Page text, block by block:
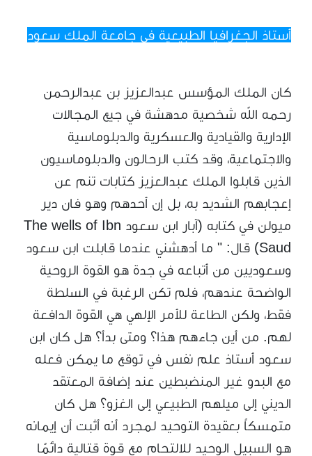
أستاذ الجغرافيا الطبيعية في جامعة الملك سعود
كان الملك المؤسس عبدالعزيز بن عبدالرحمن
رحمه الله شخصية مدهشة في جيع المجالات
الإدارية والقيادية والعسكرية والدبلوماسية
والاجتماعية، وقد كتب الرحالون والدبلوماسيون
الذين قابلوا الملك عبدالعزيز كتابات تنم عن
إعجابهم الشديد به، بل إن أحدهم وهو فان دير
ميولن في كتابه (آبار ابن سعود The wells of Ibn
Saud) قال: " ما أدهشني عندما قابلت ابن سعود
وسعوديين من أتباعه في جدة هو القوة الروحية
الواضحة عندهم، فلم تكن الرغبة في السلطة
فقط، ولكن الطاعة للأمر الإلهي هي القوة الدافعة
لهم. من أين جاءهم هذا؟ ومتى بدأ؟ هل كان ابن
سعود أستاذ علم نفس في توقع ما يمكن فعله
مع البدو غير المنضبطين عند إضافة المعتقد
الديني إلى ميلهم الطبيعي إلى الغزو؟ هل كان
متمسكاً بعقيدة التوحيد لمجرد أنه أثبت أن إيمانه
هو السبيل الوحيد للالتحام مع قوة قتالية دائمًا